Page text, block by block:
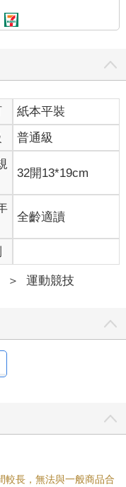
紙本平裝
普通級
32開13*19cm
全齡適讀
＞ 運動競技
長，無法與一般商品合